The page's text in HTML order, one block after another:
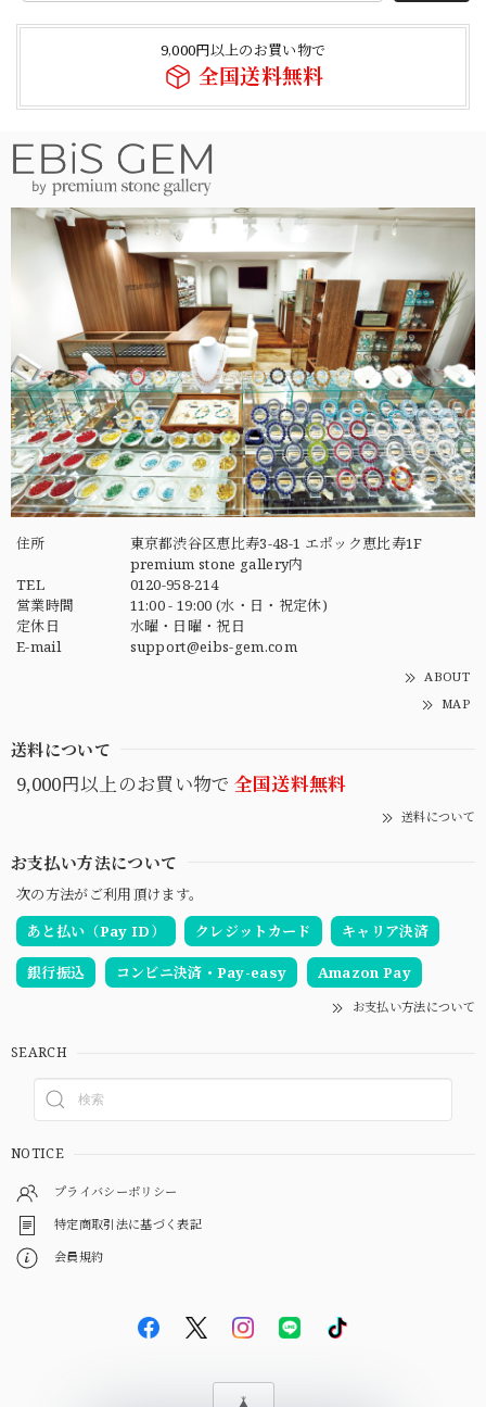
9,000円以上のお買い物で
全国送料無料
住所
東京都渋谷区恵比寿3-48-1 エポック恵比寿1F
premium stone gallery内
TEL
0120-958-214
営業時間
11:00 - 19:00 (水・日・祝定休)
定休日
水曜・日曜・祝日
E-mail
support@eibs-gem.com
ABOUT
MAP
送料について
9,000円以上のお買い物で 全国送料無料
送料について
お支払い方法について
次の方法がご利用頂けます。
あと払い（Pay ID）
クレジットカード キャリア決済
銀行振込 コンビニ決済・Pay-easy Amazon Pay
お支払い方法について
SEARCH
NOTICE
プライバシーポリシー
特定商取引法に基づく表記
会員規約